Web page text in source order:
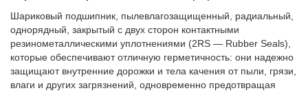
Шариковый подшипник, пылевлагозащищенный, радиальный,
однорядный, закрытый с двух сторон контактными
резинометаллическими уплотнениями (2RS — Rubber Seals),
которые обеспечивают отличную герметичность: они надежно
защищают внутренние дорожки и тела качения от пыли, грязи,
влаги и других загрязнений, одновременно предотвращая